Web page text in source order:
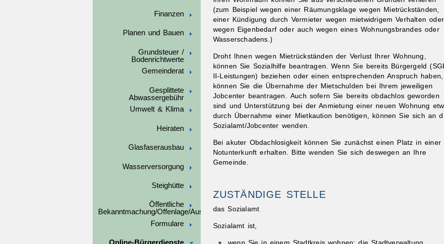
Finanzen
Planen und Bauen
Grundsteuer /
Bodenrichtwerte
Gemeinderat
Gesplittete
Abwassergebühr
Umwelt & Klima
Heiraten
Glasfaserausbau
Wasserversorgung
Steighütte
Öffentliche
Bekanntmachung/Offenlage/Ausschreibungen
Formulare
(zum Beispiel wegen einer Räumungsklage wegen Mietrückständen,
einer Kündigung durch Vermieter wegen mietwidrigem Verhalten oder
wegen Eigenbedarf oder auch wegen eines Wohnungsbrandes oder
Wasserschadens.)
Droht Ihnen wegen Mietrückständen der Verlust Ihrer Wohnung,
können Sie Sozialhilfe beantragen.Wenn Sie bereits Bürgergeld
II-Leistungen) beziehen oder einen entsprechenden Anspruch haben,
können Sie die Übernahme der Mietschulden bei Ihrem jeweiligen
Jobcenter beantragen. Auch sofern Sie bereits obdachlos geworden
sind und Unterstützung bei der Anmietung einer neuen Wohnung
durch Übernahme einer Mietkaution benötigen, können Sie sich an
Sozialamt/Jobcenter wenden.
Bei akuter Obdachlosigkeit können Sie zunächst einen Platz in einer
Notunterkunft erhalten. Bitte wenden Sie sich deswegen an Ihre
Gemeinde.
ZUSTÄNDIGE STELLE
das Sozialamt
Sozialamt ist,